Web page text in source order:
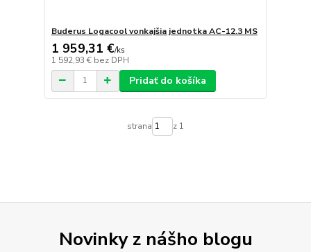
Buderus Logacool vonkajšia jednotka AC-12.3 MS
1 959,31 €/ks
1 592,93 € bez DPH
Pridať do košíka
strana z 1
Novinky z nášho blogu